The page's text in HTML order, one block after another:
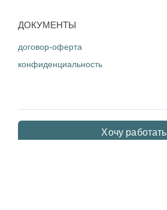
ДОКУМЕНТЫ
договор-оферта
конфиденциальность
Хочу работать